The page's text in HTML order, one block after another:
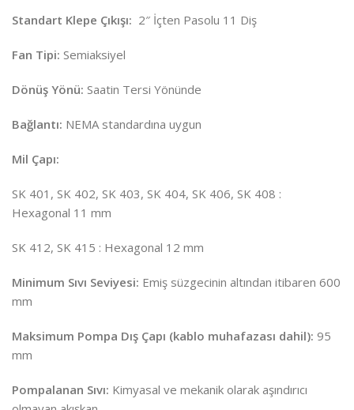
Standart Klepe Çıkışı: 2″ İçten Pasolu 11 Diş
Fan Tipi: Semiaksiyel
Dönüş Yönü: Saatin Tersi Yönünde
Bağlantı: NEMA standardına uygun
Mil Çapı:
SK 401, SK 402, SK 403, SK 404, SK 406, SK 408 :
Hexagonal 11 mm
SK 412, SK 415 : Hexagonal 12 mm
Minimum Sıvı Seviyesi: Emiş süzgecinin altından itibaren 600
mm
Maksimum Pompa Dış Çapı (kablo muhafazası dahil): 95
mm
Pompalanan Sıvı: Kimyasal ve mekanik olarak aşındırıcı